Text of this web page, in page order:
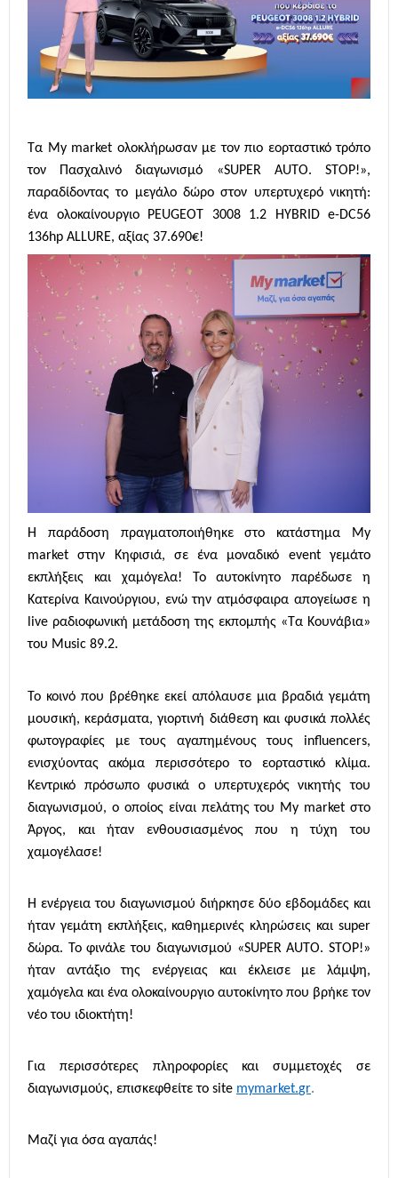
Τα My market ολοκλήρωσαν με τον πιο εορταστικό τρόπο
τον Πασχαλινό διαγωνισμό «SUPER AUTO. STOP!»,
παραδίδοντας το μεγάλο δώρο στον υπερτυχερό νικητή:
ένα ολοκαίνουργιο PEUGEOT 3008 1.2 HYBRID e-DC56
136hp ALLURE, αξίας 37.690€!
Η παράδοση πραγματοποιήθηκε στο κατάστημα My
market στην Κηφισιά, σε ένα μοναδικό event γεμάτο
εκπλήξεις και χαμόγελα! Το αυτοκίνητο παρέδωσε η
Κατερίνα Καινούργιου, ενώ την ατμόσφαιρα απογείωσε η
live ραδιοφωνική μετάδοση της εκπομπής «Τα Κουνάβια»
του Music 89.2.
Το κοινό που βρέθηκε εκεί απόλαυσε μια βραδιά γεμάτη
μουσική, κεράσματα, γιορτινή διάθεση και φυσικά πολλές
φωτογραφίες με τους αγαπημένους τους influencers,
ενισχύοντας ακόμα περισσότερο το εορταστικό κλίμα.
Κεντρικό πρόσωπο φυσικά ο υπερτυχερός νικητής του
διαγωνισμού, ο οποίος είναι πελάτης του My market στο
Άργος, και ήταν ενθουσιασμένος που η τύχη του
χαμογέλασε!
Η ενέργεια του διαγωνισμού διήρκησε δύο εβδομάδες και
ήταν γεμάτη εκπλήξεις, καθημερινές κληρώσεις και super
δώρα. Το φινάλε του διαγωνισμού «SUPER AUTO.STOP!»
ήταν αντάξιο της ενέργειας και έκλεισε με λάμψη,
χαμόγελα και ένα ολοκαίνουργιο αυτοκίνητο που βρήκε τον
νέο του ιδιοκτήτη!
Για περισσότερες πληροφορίες και συμμετοχές σε
διαγωνισμούς, επισκεφθείτε το site mymarket.gr.
Μαζί για όσα αγαπάς!